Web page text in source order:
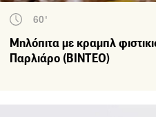
60'
Μηλόπιτα με κραμπλ
Παρλιάρο (ΒΙΝΤΕΟ)